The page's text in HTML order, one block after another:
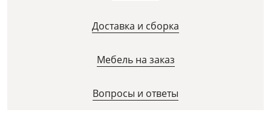
Доставка и сборка
Мебель на заказ
Вопросы и ответы